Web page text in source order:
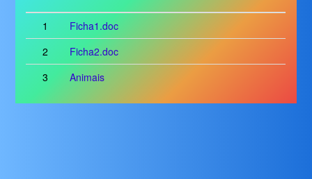
1
Ficha1.doc
2
Ficha2.doc
3
Animais